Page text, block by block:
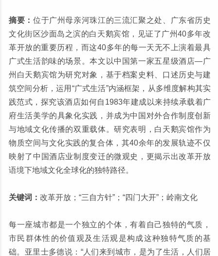
摘要： 位于广州母亲河珠江的三流汇聚之处、广东省历史
文化街区沙面岛之滨的白天鹅宾馆，见证了广州40多年改
革开放的重要历程，而这40多年的每一天无不上演着最具
广式生活韵味的场景。本文以中国第一家五星级酒店—广
州白天鹅宾馆为研究对象，基于档案史料、口述历史与建
筑空间分析，运用“广式生活”内涵框架，从多维度解构其实
践范式，探究该酒店如何自1983年建成以来持续承载着广
府生活美学的具象化实践，并成为中国对外合作制度创新
与地域文化传播的双重载体。研究表明，白天鹅宾馆作为
物质空间与文化实践的复合体，其40余年的发展轨迹不仅
映射了中国酒店业制度变迁的微观史，更揭示出改革开放
语境下地域文化全球化的独特路径。
关键词： 改革开放；“三自方针”；“四门大开”；岭南文化
每一座城市都是一个独立的个体，有着自己独特的气质，
市民群体性的价值观及生活观是构成这种独特气质的基
础。亚里士多德说：“人们来到城市，是为了生活，人们居